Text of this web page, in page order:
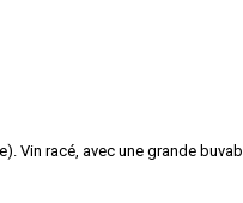
Vin racé, avec une grande